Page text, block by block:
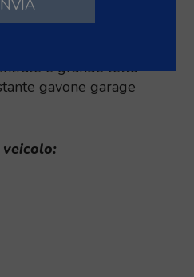
nel
da divanetto
cucina e bagno
e grande letto
gavone garage